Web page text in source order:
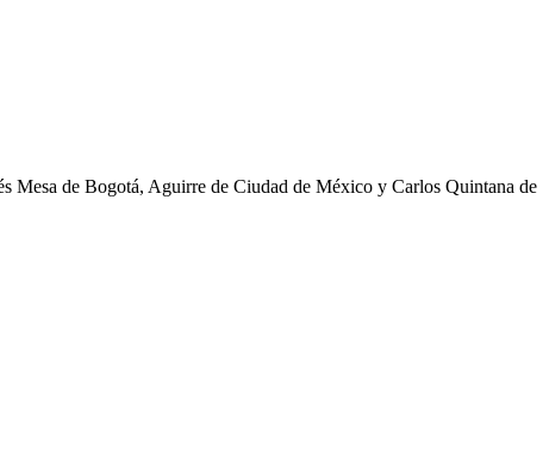
Mesa de Bogotá, Aguirre de Ciudad de México y Carlos Quintana de